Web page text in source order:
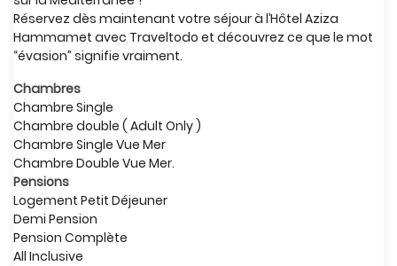
Réservez dès maintenant votre séjour à l’Hôtel Aziza
Hammamet avec Traveltodo et découvrez ce que le mot
“évasion” signifie vraiment.
Chambres
Chambre Single
Chambre double ( Adult Only )
Chambre Single Vue Mer
Chambre Double Vue Mer.
Pensions
Logement Petit Déjeuner
Demi Pension
Pension Complète
All Inclusive